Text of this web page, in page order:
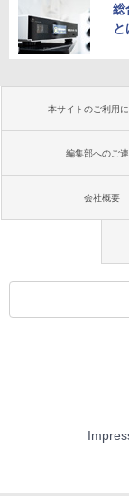
総
と
本サイトのご利用
編集部へのご
会社概要